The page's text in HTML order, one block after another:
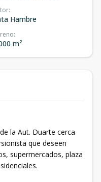
:
Hambre
:
m²
la Aut. Duarte cerca
que deseen
supermercados, plaza